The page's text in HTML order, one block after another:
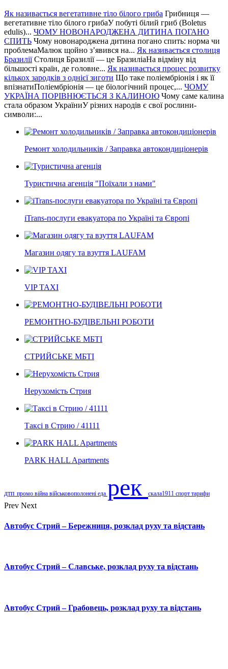
Як називається вегетативне тіло білого гриба Грибниця —
вегетативне тіло білого грибаУ побуті білий гриб (Boletus
edulis)... ЧОМУ НОВОНАРОДЖЕНА ДИТИНА ПОГАНО
СПИТЬ Чому новонароджена дитина погано спить: норма чи
проблемаМалюк щойно з’явився на... Як називається столиця
Бразилії Столиця Бразилії — це БразиліаНа відміну від
більшості країн, де головне... Як називається процес розвитку
кількох зародків з однієї зиготи Що таке поліембріонія і як її
впізнатиПоліембріонія — це біологічний процес,... ЧОМУ
УКРАЇНА ПОРІВНЮЄТЬСЯ З КАЛИНОЮ Чому саме калина
стала образом УкраїниУ різних народів є свої рослини-
символи:...
Ремонт холодильників / Заправка автокондиціонерів
Туристична агенція "Поїхали з нами"
iTrans-послуги евакуатора по Україні та Європі
Магазин одягу та взуття LAUFAM
VIP TAXI
РЕМОНТНО-БУДІВЕЛЬНІ РОБОТИ
СТРИЙСЬКЕ МБТІ
Нерухомість Стрия
Таксі в Стрию / 41111
PARK HALL Apartments
дтп промо війна військовополонені еда рек скала1911 спорт тарифи
Prev Next
Автобус Стрий – Бережниця, розклад руху та відстань
Автобус Стрий – Славське, розклад руху та відстань
Автобус Стрий – Грабовець, розклад руху та відстань